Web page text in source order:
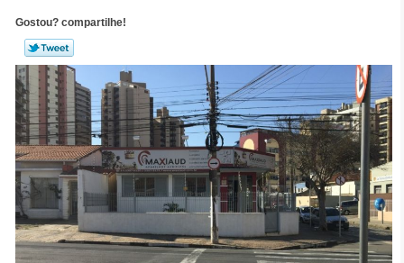
Gostou? compartilhe!